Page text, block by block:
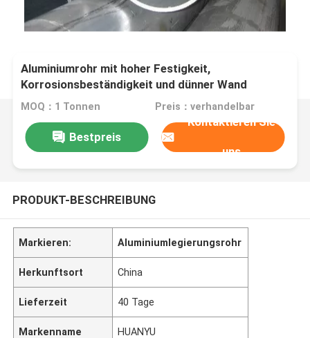
Aluminiumrohr mit hoher Festigkeit,
Korrosionsbeständigkeit und dünner Wand
MOQ：1 Tonnen Preis：verhandelbar
Bestpreis
Kontaktieren Sie
uns
PRODUKT-BESCHREIBUNG
Markieren: Aluminiumlegierungsrohr
Herkunftsort China
Lieferzeit 40 Tage
Markenname HUANYU